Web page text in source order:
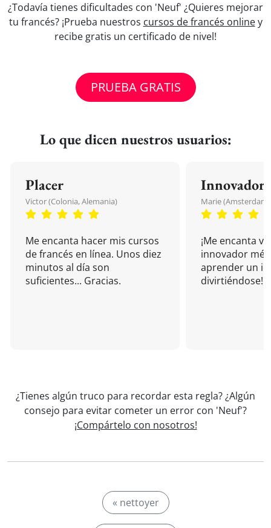
¿Todavía tienes dificultades con 'Neuf' ¿Quieres mejorar
tu francés? ¡Prueba nuestros cursos de francés onliney
recibe gratis un certificado de nivel!
PRUEBA GRATIS
Lo que dicen nuestros usuarios:
Placer
Victor (Colonia, Alemania)
Me encanta hacer mis cursos
de francés en línea. Unos diez
minutos al día son
suficientes... Gracias.
Innovador
Marie (Amsterdam,
¡Me encanta
innovador
aprender un
divirtiéndose!
¿Tienes algún truco para recordar esta regla? ¿Algún
consejo para evitar cometer un error con 'Neuf'?
¡Compártelo con nosotros!
« nettoyer